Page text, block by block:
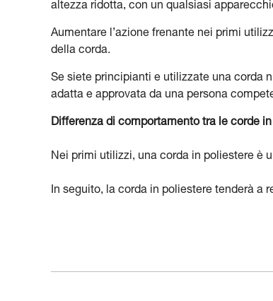
altezza ridotta, con un qualsiasi
Aumentare l’azione frenante nei primi
della corda.
Se siete principianti e utilizzate una corda
adatta e approvata da una persona
Differenza di comportamento tra le corde
Nei primi utilizzi, una corda in poliestere è
In seguito, la corda in poliestere tenderà a